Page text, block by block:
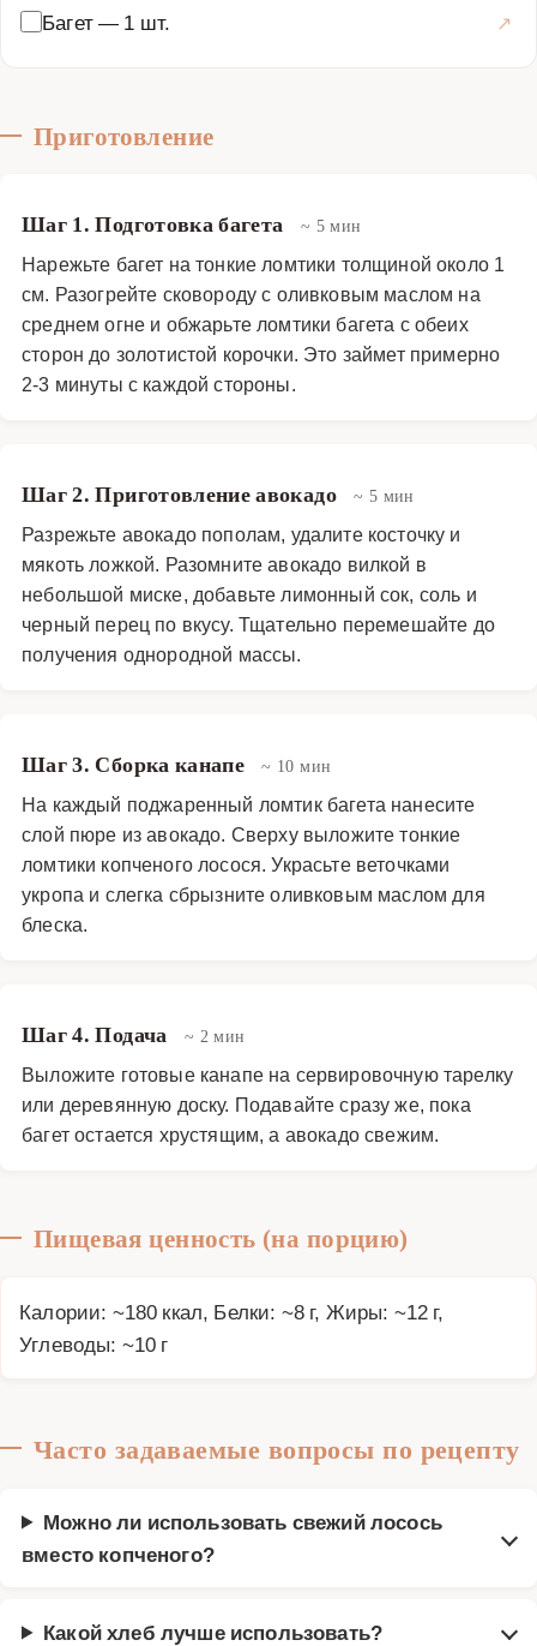
Багет— 1 шт.
Приготовление
Шаг 1. Подготовка багета ~ 5 мин
Нарежьте багет на тонкие ломтики толщиной около 1
см. Разогрейте сковороду с оливковым маслом на
среднем огне и обжарьте ломтики багета с обеих
сторон до золотистой корочки. Это займет примерно
2-3 минуты с каждой стороны.
Шаг 2. Приготовление авокадо ~ 5 мин
Разрежьте авокадо пополам, удалите косточку и
мякоть ложкой. Разомните авокадо вилкой в
небольшой миске, добавьте лимонный сок, соль и
черный перец по вкусу. Тщательно перемешайте до
получения однородной массы.
Шаг 3. Сборка канапе ~ 10 мин
На каждый поджаренный ломтик багета нанесите
слой пюре из авокадо. Сверху выложите тонкие
ломтики копченого лосося. Украсьте веточками
укропа и слегка сбрызните оливковым маслом для
блеска.
Шаг 4. Подача ~ 2 мин
Выложите готовые канапе на сервировочную тарелку
или деревянную доску. Подавайте сразу же, пока
багет остается хрустящим, а авокадо свежим.
Пищевая ценность (на порцию)
Калории: ~180 ккал, Белки: ~8 г, Жиры: ~12 г,
Углеводы: ~10 г
Часто задаваемые вопросы по рецепту
Можно ли использовать свежий лосось
вместо копченого?
Какой хлеб лучше использовать?